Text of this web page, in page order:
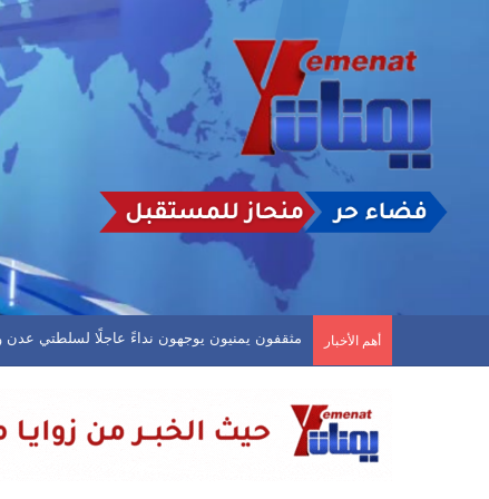
أهم الأخبار دوري الدرجة الاولى.. العروبة يفلت من الخسارة